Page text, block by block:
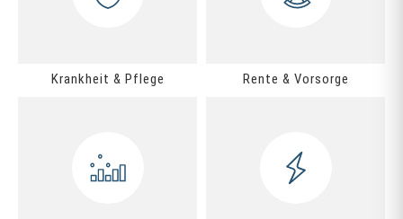
Krankheit & Pflege Rente & Vorsorge